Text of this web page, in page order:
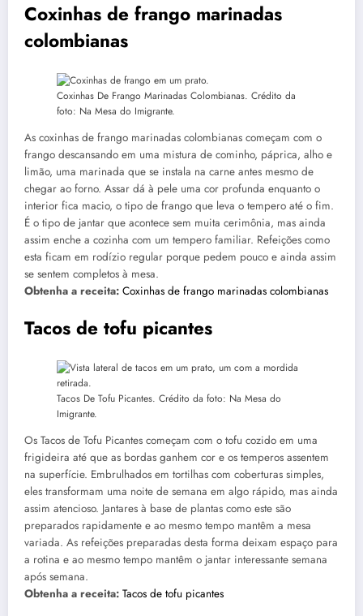
Coxinhas de frango marinadas
colombianas
Coxinhas De Frango Marinadas Colombianas. Crédito da
foto: Na Mesa do Imigrante.
As coxinhas de frango marinadas colombianas começam com o
frango descansando em uma mistura de cominho, páprica, alho e
limão, uma marinada que se instala na carne antes mesmo de
chegar ao forno. Assar dá à pele uma cor profunda enquanto o
interior fica macio, o tipo de frango que leva o tempero até o fim.
É o tipo de jantar que acontece sem muita cerimônia, mas ainda
assim enche a cozinha com um tempero familiar. Refeições como
esta ficam em rodízio regular porque pedem pouco e ainda assim
se sentem completos à mesa.
Obtenha a receita: Coxinhas de frango marinadas colombianas
Tacos de tofu picantes
Tacos De Tofu Picantes. Crédito da foto: Na Mesa do
Imigrante.
Os Tacos de Tofu Picantes começam com o tofu cozido em uma
frigideira até que as bordas ganhem cor e os temperos assentem
na superfície. Embrulhados em tortilhas com coberturas simples,
eles transformam uma noite de semana em algo rápido, mas ainda
assim atencioso. Jantares à base de plantas como este são
preparados rapidamente e ao mesmo tempo mantêm a mesa
variada. As refeições preparadas desta forma deixam espaço para
a rotina e ao mesmo tempo mantêm o jantar interessante semana
após semana.
Obtenha a receita: Tacos de tofu picantes